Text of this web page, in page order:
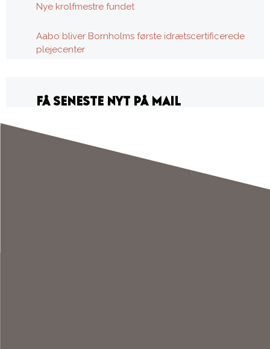
Nye krolfmestre fundet
Aabo bliver Bornholms første idrætscertificerede
plejecenter
FÅ SENESTE NYT PÅ MAIL